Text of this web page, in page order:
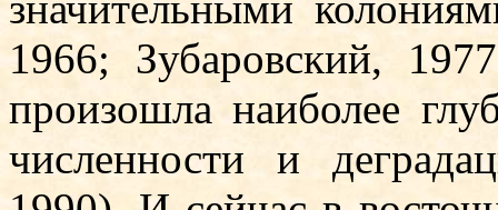
1966; Зубаровский,
произошла наибо­лее
численнос­ти и